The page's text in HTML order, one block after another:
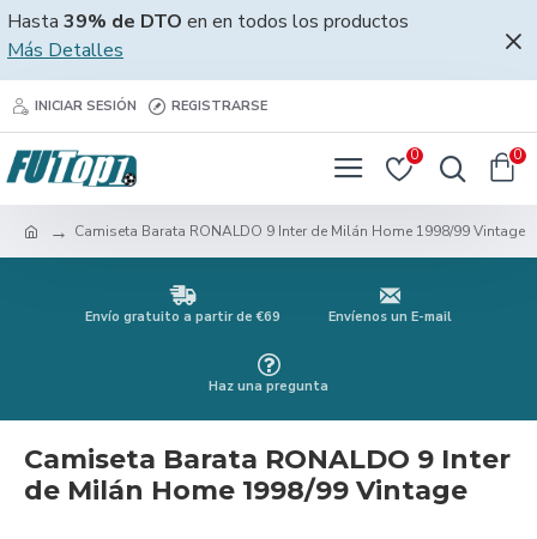
Hasta 39% de DTO en en todos los productos
Más Detalles
INICIAR SESIÓN REGISTRARSE
0 0
Camiseta Barata RONALDO 9 Inter de Milán Home 1998/99 Vintage
Envío gratuito a partir de €69 Envíenos un E-mail
Haz una pregunta
Camiseta Barata RONALDO 9 Inter
de Milán Home 1998/99 Vintage